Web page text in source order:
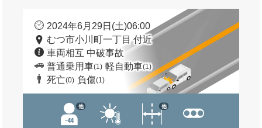
2024年6月29日(土)06:00
むつ市小川町一丁目 付近
車両相互 中破事故
普通乗用車(1) 軽自動車(1)
死亡(0) 負傷(1)
他 他